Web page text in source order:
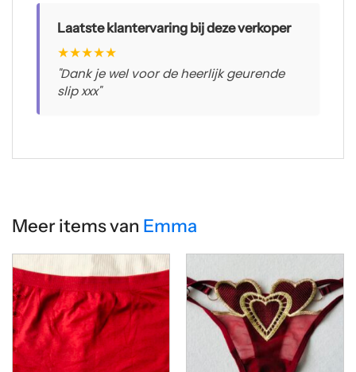
Laatste klantervaring bij deze verkoper
★★★★★
"Dank je wel voor de heerlijk geurende
slip xxx"
Meer items van Emma